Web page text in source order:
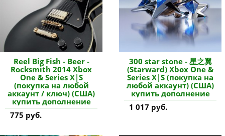
Reel Big Fish - Beer -
Rocksmith 2014 Xbox
One & Series X|S
(покупка на любой
аккаунт / ключ) (США)
купить дополнение
775 руб.
300 star stone - 星之翼
(Starward) Xbox One &
Series X|S (покупка на
любой аккаунт) (США)
купить дополнение
1 017 руб.